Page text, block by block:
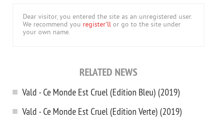
Dear visitor, you entered the site as an unregistered user.
We recommend you register'll or go to the site under
your own name.
RELATED NEWS
Vald - Ce Monde Est Cruel (Edition Bleu) (2019)
Vald - Ce Monde Est Cruel (Edition Verte) (2019)